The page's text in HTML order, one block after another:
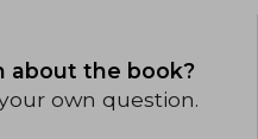
about the book?
own question.